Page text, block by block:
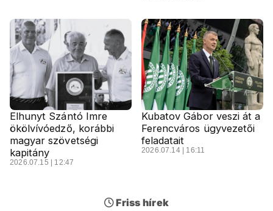
Elhunyt Szántó Imre
ökölvívóedző, korábbi
magyar szövetségi
kapitány
2026.07.15 | 12:47
Kubatov Gábor veszi át a
Ferencváros ügyvezetői
feladatait
2026.07.14 | 16:11
Friss hírek